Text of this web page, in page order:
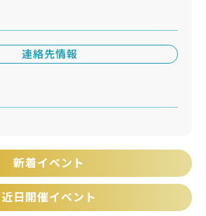
連絡先情報
新着イベント
近日開催イベント